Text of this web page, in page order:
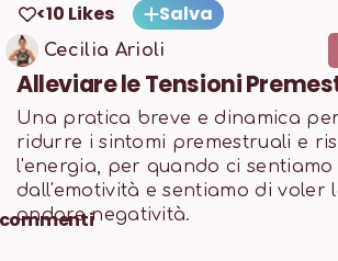
<10 Likes Salva
Cecilia Arioli
Alleviare le Tensioni
Una pratica breve e dinamica
ridurre i sintomi premestruali e
l'energia, per quando ci
dall'emotività e sentiamo di voler
andare negatività.